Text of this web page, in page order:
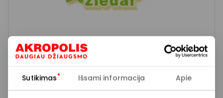
Sutikimas Išsami informacija Apie